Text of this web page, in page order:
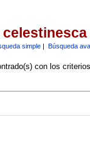
simple| Búsqueda
con los